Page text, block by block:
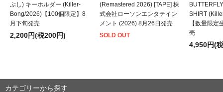
ぶし) キーホルダー (Killer-
Bong/2026)【100個限定】8
月下旬発売
2,200円(税200円)
(Remastered 2026) [TAPE] 株
式会社ローソンエンタテイン
メント (2026) 8月26日発売
SOLD OUT
SHIRT
【数量限定
売
4,950円(
カテゴリーから探す